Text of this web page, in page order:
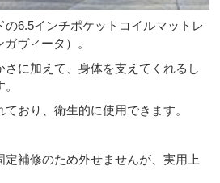
6.5インチポケットコイルマットレ
ヴィータ）。
さに加えて、身体を支えてくれるし
おり、衛生的に使用できます。
定補修のため外せませんが、実用上